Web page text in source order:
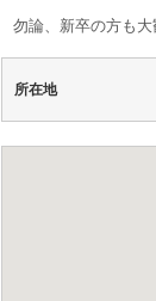
勿論、新卒の方も大
所在地